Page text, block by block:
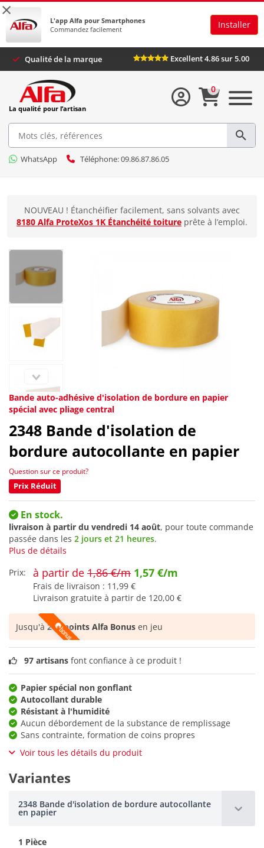
×
L'app Alfa pour Smartphones
Commandez facilement
Installer
Qualité de la marque Excellent 4.86 sur 5.00
La qualité pour l’artisan
WhatsApp Téléphone: 09.86.87.86.05
0
NOUVEAU ! Étanchéifier facilement, sans solvants avec
8180 Alfa ProteXos 1K Étanchéité toiture prête à l’emploi.
Bande auto-adhésive d'isolation de bordure en papier
spécial avec pliage central
2348 Bande d'isolation de
bordure autocollante en papier
Question sur ce produit?
Prix Réduit
En stock.
livraison à partir du vendredi 14 août, pour toute commande
passée dans les 2 jours et 21 heures.
Plus de détails
Prix:
à partir de 1,86 €/m 1,57 €/m
Frais de livraison : 11,99 €
Livraison gratuite à partir de 120,00 €
Jusqu'à262 points Alfa Bonus en jeu
97 artisans font confiance à ce produit !
Papier spécial non gonflant
Autocollant durable
Résistant à l'humidité
Aucun débordement de la substance de remplissage
Sans contrainte, formation de coins propres
Voir tous les détails du produit
Variantes
2348 Bande d'isolation de bordure autocollante
en papier
1 Pièce